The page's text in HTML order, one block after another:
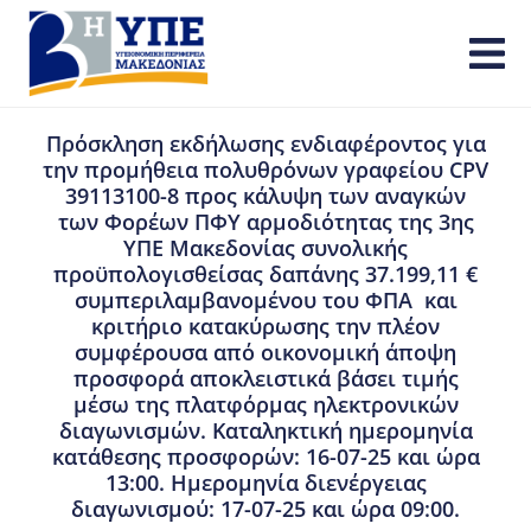
Πρόσκληση εκδήλωσης ενδιαφέροντος για
την προμήθεια πολυθρόνων γραφείου CPV
39113100-8 προς κάλυψη των αναγκών
των Φορέων ΠΦΥ αρμοδιότητας της 3ης
ΥΠΕ Μακεδονίας συνολικής
προϋπολογισθείσας δαπάνης 37.199,11 €
συμπεριλαμβανομένου του ΦΠΑ και
κριτήριο κατακύρωσης την πλέον
συμφέρουσα από οικονομική άποψη
προσφορά αποκλειστικά βάσει τιμής
μέσω της πλατφόρμας ηλεκτρονικών
διαγωνισμών. Καταληκτική ημερομηνία
κατάθεσης προσφορών: 16-07-25 και ώρα
13:00. Ημερομηνία διενέργειας
διαγωνισμού: 17-07-25 και ώρα 09:00.